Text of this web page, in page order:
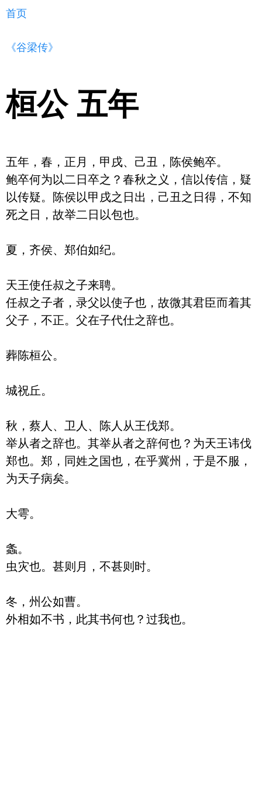
首页
《谷梁传》
桓公 五年
五年，春，正月，甲戌、己丑，陈侯鲍卒。
鲍卒何为以二日卒之？春秋之义，信以传信，疑
以传疑。陈侯以甲戌之日出，己丑之日得，不知
死之日，故举二日以包也。
夏，齐侯、郑伯如纪。
天王使任叔之子来聘。
任叔之子者，录父以使子也，故微其君臣而着其
父子，不正。父在子代仕之辞也。
葬陈桓公。
城祝丘。
秋，蔡人、卫人、陈人从王伐郑。
举从者之辞也。其举从者之辞何也？为天王讳伐
郑也。郑，同姓之国也，在乎冀州，于是不服，
为天子病矣。
大雩。
螽。
虫灾也。甚则月，不甚则时。
冬，州公如曹。